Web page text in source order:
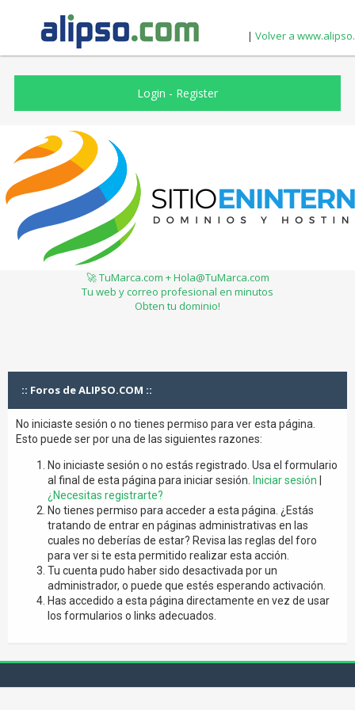
| Volver a
Login - Register
🚀 TuMarca.com + Hola@TuMarca.com
Tu web y correo profesional en minutos
Obten tu dominio!
:: Foros de ALIPSO.COM ::
No iniciaste sesión o no tienes permiso para ver esta página.
Esto puede ser por una de las siguientes razones:
No iniciaste sesión o no estás registrado. Usa el formulario
al final de esta página para iniciar sesión.
Iniciar sesión
¿Necesitas registrarte?
No tienes permiso para acceder a esta página. ¿Estás
tratando de entrar en páginas administrativas en las
cuales no deberías de estar? Revisa las reglas del foro
para ver si te esta permitido realizar esta acción.
Tu cuenta pudo haber sido desactivada por un
administrador, o puede que estés esperando activación.
Has accedido a esta página directamente en vez de usar
los formularios o links adecuados.